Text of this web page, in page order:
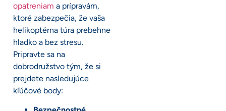
opatreniam a prípravám,
ktoré zabezpečia, že vaša
helikoptérna túra prebehne
hladko a bez stresu.
Pripravte sa na
dobrodružstvo tým, že si
prejdete nasledujúce
kľúčové body: